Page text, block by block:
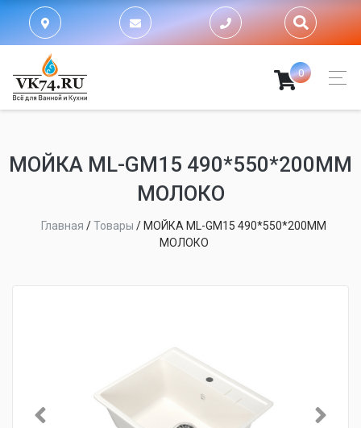
0
МОЙКА ML-GM15 490*550*200ММ
МОЛОКО
Главная /Товары / МОЙКА ML-GM15 490*550*200ММ
МОЛОКО